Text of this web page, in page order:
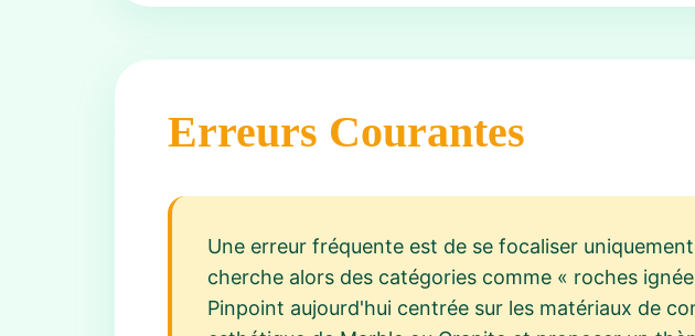
Erreurs Courantes
Une erreur fréquente est de se focaliser
cherche alors des catégories comme « roches
Pinpoint aujourd'hui centrée sur les matériaux de